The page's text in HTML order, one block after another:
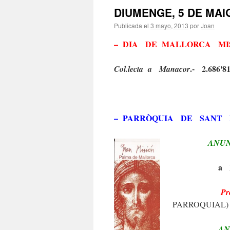
DIUMENGE, 5 DE
Publicada el 3 mayo, 2013 porJoan
– DIA DE MALLORCA
Col.lecta a Manacor.-
– PARRÒQUIA DE SANT
a
PARROQUIAL)